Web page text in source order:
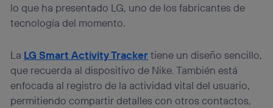
lo que ha presentado LG, uno de los fabricantes de
tecnología del momento.
La LG Smart Activity Trackertiene un diseño sencillo,
que recuerda al dispositivo de Nike. También está
enfocada al registro de la actividad vital del usuario,
permitiendo compartir detalles con otros contactos,